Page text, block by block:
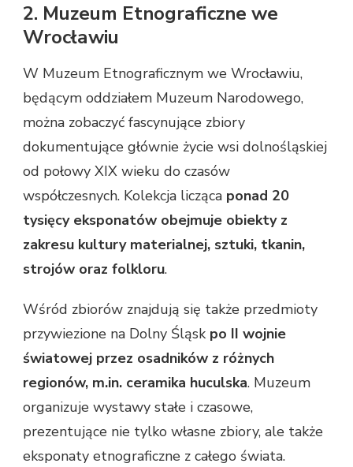
2. Muzeum Etnograficzne we
Wrocławiu
W Muzeum Etnograficznym we Wrocławiu,
będącym oddziałem Muzeum Narodowego,
można zobaczyć fascynujące zbiory
dokumentujące głównie życie wsi dolnośląskiej
od połowy XIX wieku do czasów
współczesnych. Kolekcja licząca ponad 20
tysięcy eksponatów obejmuje obiekty z
zakresu kultury materialnej, sztuki, tkanin,
strojów oraz folkloru.
Wśród zbiorów znajdują się także przedmioty
przywiezione na Dolny Śląsk po II wojnie
światowej przez osadników z różnych
regionów, m.in. ceramika huculska. Muzeum
organizuje wystawy stałe i czasowe,
prezentujące nie tylko własne zbiory, ale także
eksponaty etnograficzne z całego świata.